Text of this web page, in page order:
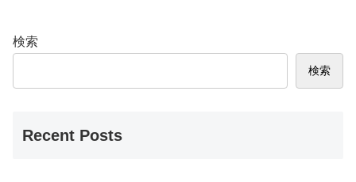
検索
検索
Recent Posts